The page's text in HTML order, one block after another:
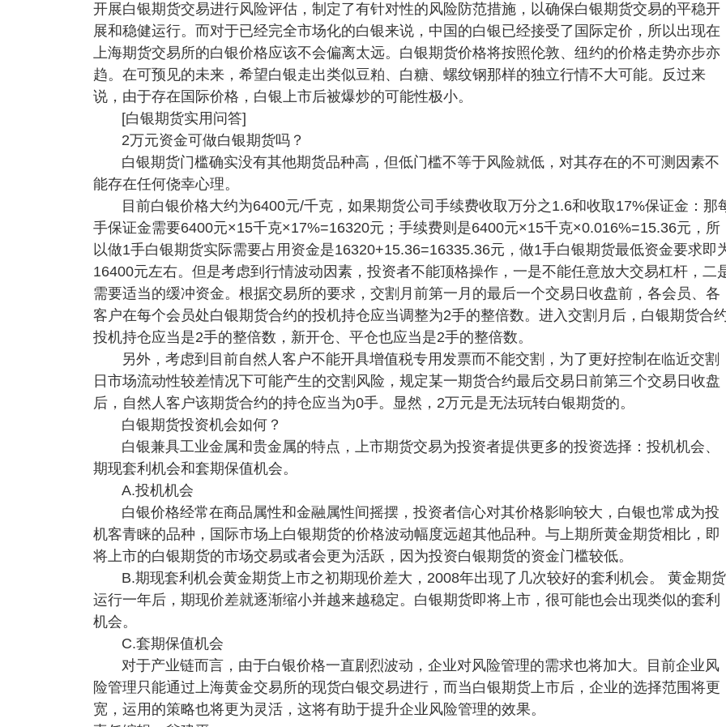
开展白银期货交易进行风险评估，制定了有针对性的风险防范措施，以确保白银期货交易的平稳开
展和稳健运行。而对于已经完全市场化的白银来说，中国的白银已经接受了国际定价，所以出现在
上海期货交易所的白银价格应该不会偏离太远。白银期货价格将按照伦敦、纽约的价格走势亦步亦
趋。在可预见的未来，希望白银走出类似豆粕、白糖、螺纹钢那样的独立行情不大可能。反过来
说，由于存在国际价格，白银上市后被爆炒的可能性极小。
[白银期货实用问答]
2万元资金可做白银期货吗？
白银期货门槛确实没有其他期货品种高，但低门槛不等于风险就低，对其存在的不可测因素不
能存在任何侥幸心理。
目前白银价格大约为6400元/千克，如果期货公司手续费收取万分之1.6和收取17%保证金：那
手保证金需要6400元×15千克×17%=16320元；手续费则是6400元×15千克×0.016%=15.36元，所
以做1手白银期货实际需要占用资金是16320+15.36=16335.36元，做1手白银期货最低资金要求即
16400元左右。但是考虑到行情波动因素，投资者不能顶格操作，一是不能任意放大交易杠杆，二
需要适当的缓冲资金。根据交易所的要求，交割月前第一月的最后一个交易日收盘前，各会员、各
客户在每个会员处白银期货合约的投机持仓应当调整为2手的整倍数。进入交割月后，白银期货合
投机持仓应当是2手的整倍数，新开仓、平仓也应当是2手的整倍数。
另外，考虑到目前自然人客户不能开具增值税专用发票而不能交割，为了更好控制在临近交割
日市场流动性较差情况下可能产生的交割风险，规定某一期货合约最后交易日前第三个交易日收盘
后，自然人客户该期货合约的持仓应当为0手。显然，2万元是无法玩转白银期货的。
白银期货投资机会如何？
白银兼具工业金属和贵金属的特点，上市期货交易为投资者提供更多的投资选择：投机机会、
期现套利机会和套期保值机会。
A.投机机会
白银价格经常在商品属性和金融属性间摇摆，投资者信心对其价格影响较大，白银也常成为投
机客青睐的品种，国际市场上白银期货的价格波动幅度远超其他品种。与上期所黄金期货相比，即
将上市的白银期货的市场交易或者会更为活跃，因为投资白银期货的资金门槛较低。
B.期现套利机会黄金期货上市之初期现价差大，2008年出现了几次较好的套利机会。 黄金期货
运行一年后，期现价差就逐渐缩小并越来越稳定。白银期货即将上市，很可能也会出现类似的套利
机会。
C.套期保值机会
对于产业链而言，由于白银价格一直剧烈波动，企业对风险管理的需求也将加大。目前企业风
险管理只能通过上海黄金交易所的现货白银交易进行，而当白银期货上市后，企业的选择范围将更
宽，运用的策略也将更为灵活，这将有助于提升企业风险管理的效果。